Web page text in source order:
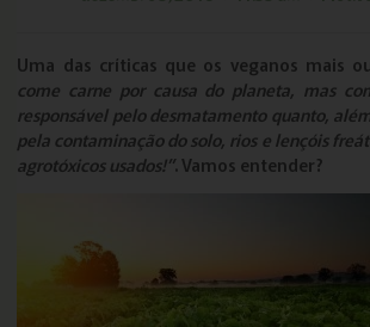
Uma das críticas que os veganos mais
come carne por causa do planeta, mas
responsável pelo desmatamento quanto,
pela contaminação do solo, rios e lençóis
agrotóxicos usados!”. Vamos entender?